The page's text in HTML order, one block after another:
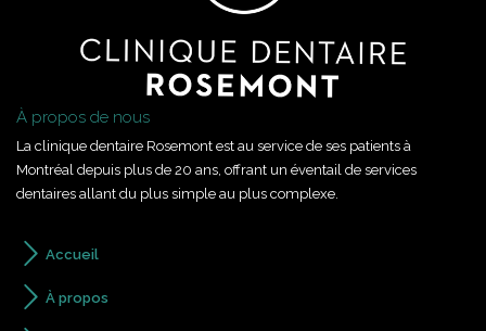
À propos de nous
La clinique dentaire Rosemont est au service de ses patients à
Montréal depuis plus de 20 ans, offrant un éventail de services
dentaires allant du plus simple au plus complexe.
Accueil
À propos